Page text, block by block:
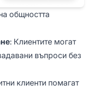
общността
: Клиентите могат
въпроси без
клиенти помагат